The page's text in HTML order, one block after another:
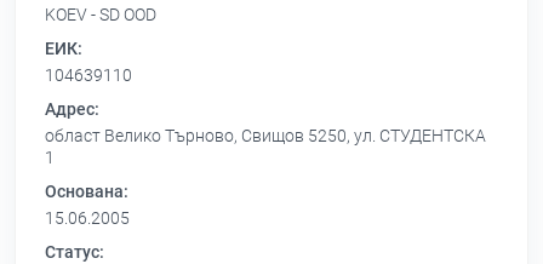
KOEV - SD OOD
ЕИК:
104639110
Адрес:
област Велико Търново, Свищов 5250, ул. СТУДЕНТСКА
1
Основана:
15.06.2005
Статус: